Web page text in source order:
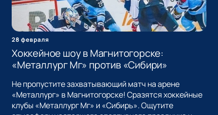
28 февраля
Хоккейное шоу в Магнитогорске:
«Металлург Мг» против «Сибири»
Не пропустите захватывающий матч на арене
«Металлург» в Магнитогорске! Сразятся хоккейные
клубы «Металлург Мг» и «Сибирь». Ощутите